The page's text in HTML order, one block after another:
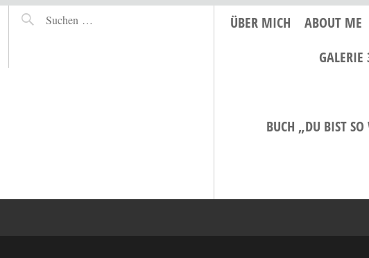
ÜBER MICH ABOUT ME
BUCH „DU BIST